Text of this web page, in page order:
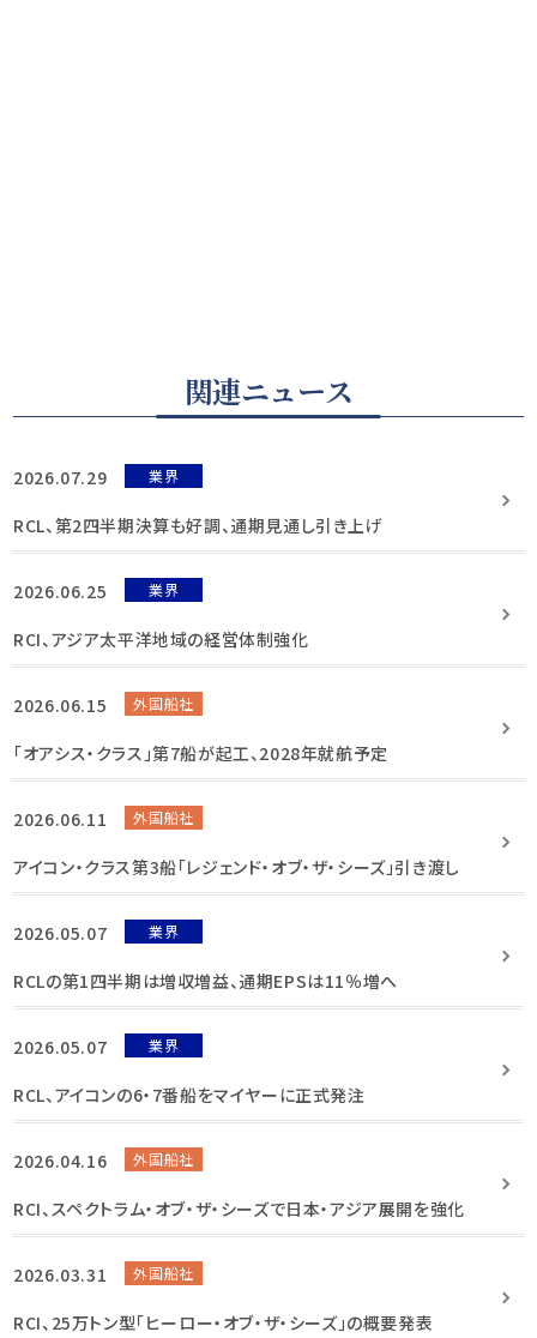
関連ニュース
2026.07.29 業界
RCL、第2四半期決算も好調、通期見通し引き上げ
2026.06.25 業界
RCI、アジア太平洋地域の経営体制強化
2026.06.15 外国船社
「オアシス・クラス」第7船が起工、2028年就航予定
2026.06.11 外国船社
アイコン・クラス第3船「レジェンド・オブ・ザ・シーズ」引き渡し
2026.05.07 業界
RCLの第1四半期は増収増益、通期EPSは11％増へ
2026.05.07 業界
RCL、アイコンの6・7番船をマイヤーに正式発注
2026.04.16 外国船社
RCI、スペクトラム・オブ・ザ・シーズで日本・アジア展開を強化
2026.03.31 外国船社
RCI、25万トン型「ヒーロー・オブ・ザ・シーズ」の概要発表